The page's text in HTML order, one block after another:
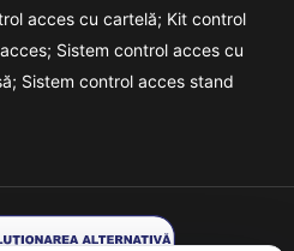
acces cu cartelă; Kit control
Sistem control acces cu
Sistem control acces stand